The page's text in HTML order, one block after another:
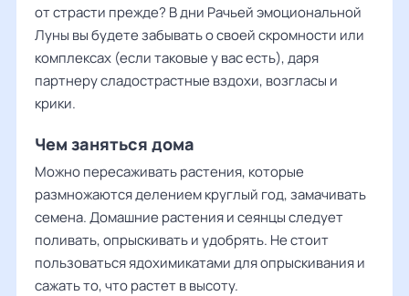
от страсти прежде? В дни Рачьей эмоциональной
Луны вы будете забывать о своей скромности или
комплексах (если таковые у вас есть), даря
партнеру сладострастные вздохи, возгласы и
крики.
Чем заняться дома
Можно пересаживать растения, которые
размножаются делением круглый год, замачивать
семена. Домашние растения и сеянцы следует
поливать, опрыскивать и удобрять. Не стоит
пользоваться ядохимикатами для опрыскивания и
сажать то, что растет в высоту.